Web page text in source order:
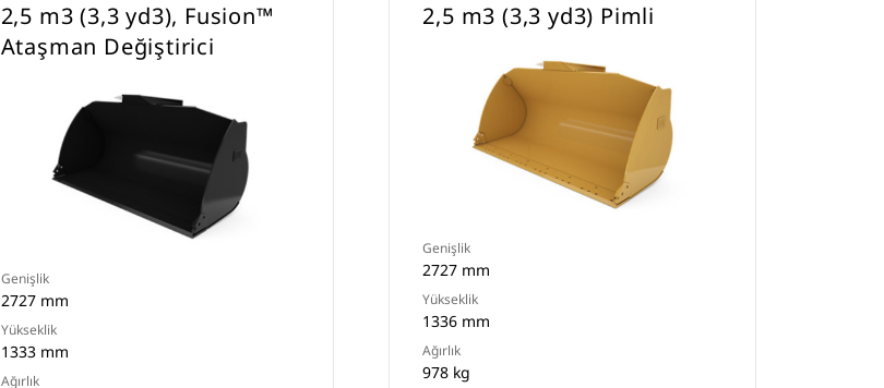
2,5 m3 (3,3 yd3), Fusion™
Ataşman Değiştirici
Genişlik
2727 mm
Yükseklik
1333 mm
Ağırlık
2,5 m3 (3,3 yd3) Pimli
Genişlik
2727 mm
Yükseklik
1336 mm
Ağırlık
978 kg